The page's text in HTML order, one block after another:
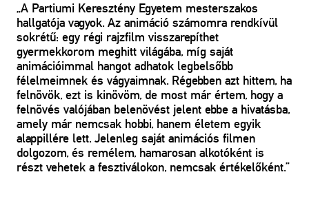
„A Partiumi Keresztény Egyetem mesterszakos
hallgatója vagyok. Az animáció számomra rendkívül
sokrétű: egy régi rajzfilm visszarepíthet
gyermekkorom meghitt világába, míg saját
animációimmal hangot adhatok legbelsőbb
félelmeimnek és vágyaimnak. Régebben azt hittem, ha
felnövök, ezt is kinövöm, de most már értem, hogy a
felnövés valójában belenövést jelent ebbe a hivatásba,
amely már nemcsak hobbi, hanem életem egyik
alappillére lett. Jelenleg saját animációs filmen
dolgozom, és remélem, hamarosan alkotóként is
részt vehetek a fesztiválokon, nemcsak értékelőként.”